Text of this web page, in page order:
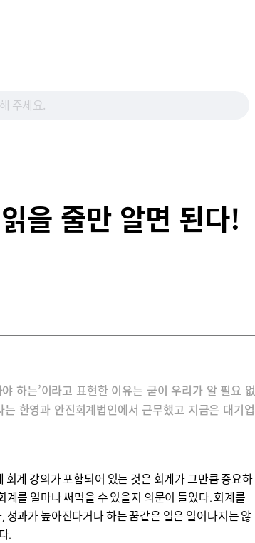
을 줄만 알면 된다!
하는’이라고 표현한 이유는 굳이 우리가 알 필요 없
한영과 안진회계법인에서 근무했고 지금은 대기업
계 강의가 포함되어 있는 것은 회계가 그만큼 중요하
를 얼마나 써먹을 수 있을지 의문이 들었다. 회계를
과가 높아진다거나 하는 꿈같은 일은 일어나지는 않
.